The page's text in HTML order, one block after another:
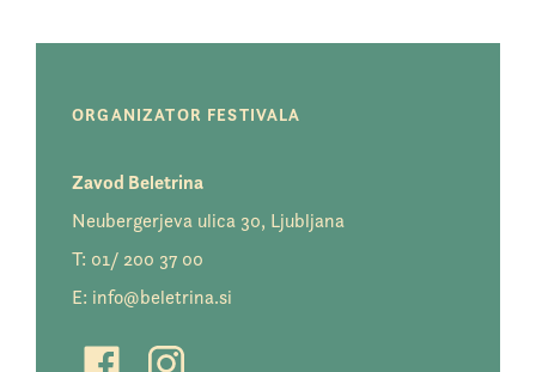
ORGANIZATOR FESTIVALA
Zavod Beletrina
Neubergerjeva ulica 30, Ljubljana
T: 01/ 200 37 00
E: info@beletrina.si